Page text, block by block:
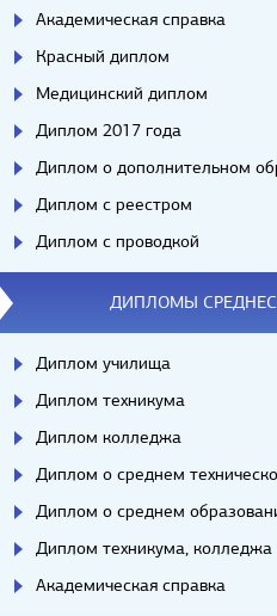
Академическая справка
Красный диплом
Медицинский диплом
Диплом 2017 года
Диплом о дополнительном
Диплом с реестром
Диплом с проводкой
ДИПЛОМЫ
Диплом училища
Диплом техникума
Диплом колледжа
Диплом о среднем
Диплом о среднем
Диплом техникума, колледжа
Академическая справка